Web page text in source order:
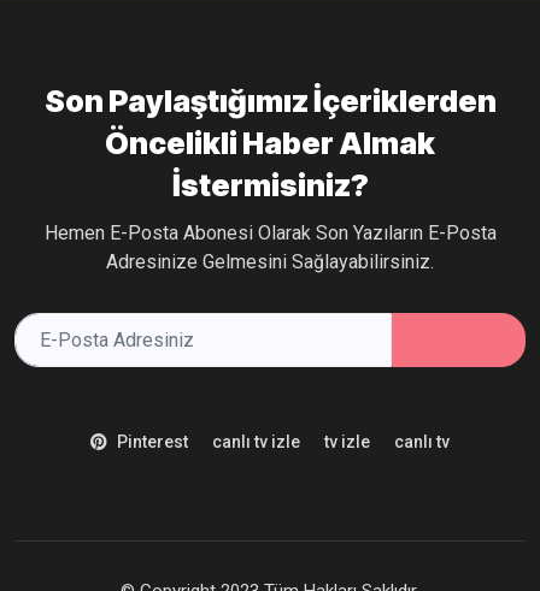
Son Paylaştığımız İçeriklerden
Öncelikli Haber Almak
İstermisiniz?
Hemen E-Posta Abonesi Olarak Son Yazıların E-Posta
Adresinize Gelmesini Sağlayabilirsiniz.
Pinterest canlı tv izle tv izle canlı tv